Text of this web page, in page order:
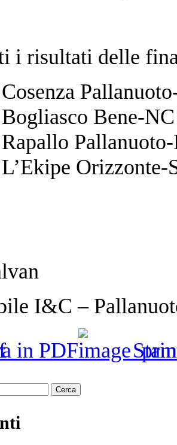
i risultati delle
Bogliasco Bene-
Orizzonte-
I&C –
in PDF